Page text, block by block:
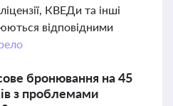
КВЕДи та інші
відповідними
бронювання на 45
з проблемами